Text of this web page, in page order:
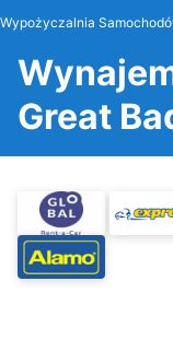
Wypożyczalnia
Great